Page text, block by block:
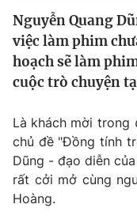
Thế giới
Tin tức
Thế giới đó đây
Câu chuyện quốc tế
Kinh tế
Thị trường
Góc doanh nghiệp
Dữ liệu và đời
Truyền hình
Phim VTV
Giải trí
Nguyễn Quang
việc làm phim
hoạch sẽ làm
cuộc trò chuyện
Là khách mời trong
chủ đề "Đồng tính
Dũng - đạo diễn của
rất cởi mở cùng
Hoàng.